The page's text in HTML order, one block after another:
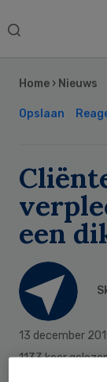
Search
Home › Nieuws
Opslaan
een
13 december
1133 keer
Sidebar